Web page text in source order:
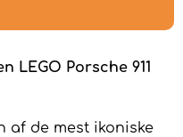
LEGO Porsche 911
af de mest ikoniske